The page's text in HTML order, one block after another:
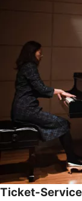
Ticket-